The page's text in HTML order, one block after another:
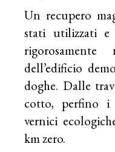
Un recupero
stati utilizzati
dell’edificio
doghe. Dalle
cotto, perfino i
vernici
km zero.